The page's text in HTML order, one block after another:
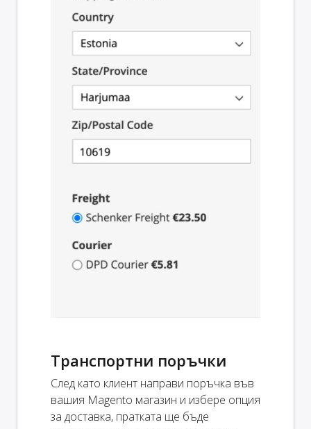
Транспортни поръчки
След като клиент направи поръчка във
вашия Magento магазин и избере опция
за доставка, пратката ще бъде